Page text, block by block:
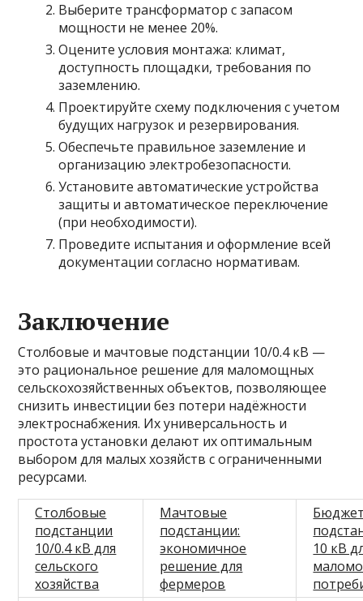
Выберите трансформатор с запасом
мощности не менее 20%.
Оцените условия монтажа: климат,
доступность площадки, требования по
заземлению.
Проектируйте схему подключения с учетом
будущих нагрузок и резервирования.
Обеспечьте правильное заземление и
организацию электробезопасности.
Установите автоматические устройства
защиты и автоматическое переключение
(при необходимости).
Проведите испытания и оформление всей
документации согласно нормативам.
Заключение
Столбовые и мачтовые подстанции 10/0.4 кВ —
это рациональное решение для маломощных
сельскохозяйственных объектов, позволяющее
снизить инвестиции без потери надёжности
электроснабжения. Их универсальность и
простота установки делают их оптимальным
выбором для малых хозяйств с ограниченными
ресурсами.
Столбовые
подстанции
10/0.4 кВ для
сельского
хозяйства
Мачтовые
подстанции:
экономичное
решение для
фермеров
10 кВ